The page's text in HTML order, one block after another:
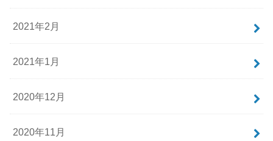
2021年2月
2021年1月
2020年12月
2020年11月